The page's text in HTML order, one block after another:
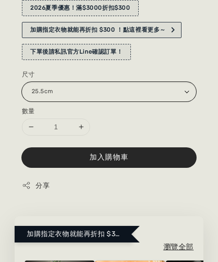
2026夏季優惠！滿$3000折扣$300
加購指定衣物就能再折扣 $300 ！點這裡看更多～
下單後請私訊官方Line確認訂單！
尺寸
數量
加入購物車
分享
加購指定衣物就能再折扣 $300 ！點這裡看更多～
瀏覽全部